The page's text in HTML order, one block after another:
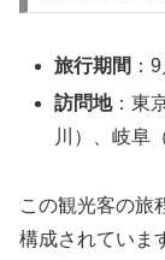
旅行期間 ：
訪問地：東
川）、岐阜
この観光客の旅
構成されていま